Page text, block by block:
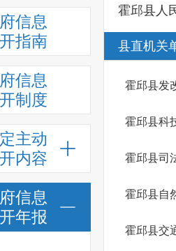
信息
指南
信息
制度
主动
内容
信息
年报
霍邱县人
县直机关
霍邱县发
霍邱县科
霍邱县司
霍邱县自
霍邱县交